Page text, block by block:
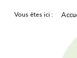
Vous êtes ici :